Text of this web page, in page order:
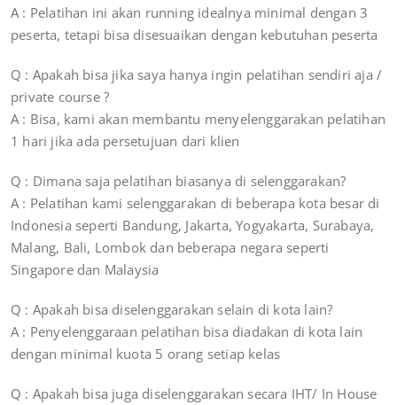
A : Pelatihan ini akan running idealnya minimal dengan 3
peserta, tetapi bisa disesuaikan dengan kebutuhan peserta
Q : Apakah bisa jika saya hanya ingin pelatihan sendiri aja /
private course ?
A : Bisa, kami akan membantu menyelenggarakan pelatihan
1 hari jika ada persetujuan dari klien
Q : Dimana saja pelatihan biasanya di selenggarakan?
A : Pelatihan kami selenggarakan di beberapa kota besar di
Indonesia seperti Bandung, Jakarta, Yogyakarta, Surabaya,
Malang, Bali, Lombok dan beberapa negara seperti
Singapore dan Malaysia
Q : Apakah bisa diselenggarakan selain di kota lain?
A : Penyelenggaraan pelatihan bisa diadakan di kota lain
dengan minimal kuota 5 orang setiap kelas
Q : Apakah bisa juga diselenggarakan secara IHT/ In House